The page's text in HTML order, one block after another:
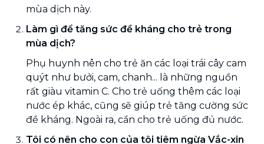
mùa dịch này.
Làm gì để tăng sức đề kháng cho trẻ trong
mùa dịch?
Phụ huynh nên cho trẻ ăn các loại trái cây cam
quýt như bưởi, cam, chanh... là những nguồn
rất giàu vitamin C. Cho trẻ uống thêm các loại
nước ép khác, cũng sẽ giúp trẻ tăng cường sức
đề kháng. Ngoài ra, cần cho trẻ uống đủ nước.
Tôi có nên cho con của tôi tiêm ngừa Vắc-xin